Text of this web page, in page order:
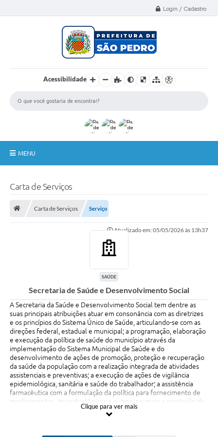
Login / Cadastro
Acessibilidade
MENU
Horários e itinerários dos ônibus urbanos de São Pedro
Queimada é crime! Denuncie!
Protocolo - Instruções e modelos de requerimentos
Medicamentos disponíveis na Farmácia Municipal
Cemitérios
Comunicação
Editais
Carta de Serviços
Carta de Serviços Serviço
Atualizado em: 05/05/2026 às 13h37
SAÚDE
Secretaria de Saúde e Desenvolvimento Social
A Secretaria da Saúde e Desenvolvimento Social tem dentre as
suas principais atribuições atuar em consonância com as diretrizes
e os princípios do Sistema Único de Saúde, articulando-se com as
direções federal, estadual e municipal; a programação, elaboração
e execução da política de saúde do município através da
implementação do Sistema Municipal de Saúde e do
desenvolvimento de ações de promoção, proteção e recuperação
da saúde da população com a realização integrada de atividades
assistenciais e preventivas; a execução de ações de vigilância
epidemiológica, sanitária e saúde do trabalhador; a assistência
farmacêutica com a formulação da política para fornecimento de
medicamentos, imunobiológicos e outros insumos; a prestação de
serviços médicos e ambulatoriais de urgência e emergência; a
promoção de campanhas de esclarecimento, objetivando a
Clique para ver mais